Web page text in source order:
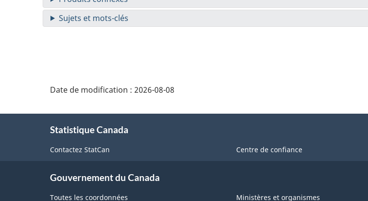
Date de modification : 2026-08-08
Statistique Canada
Contactez StatCan Centre de confiance
Gouvernement du Canada
Toutes les coordonnées Ministères et organismes